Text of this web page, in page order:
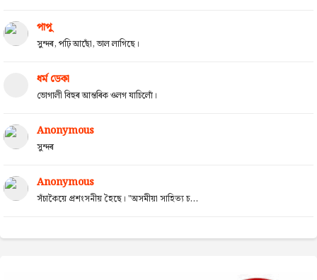
পাপু
সুন্দৰ, পঢ়ি আছোঁ, ভাল লাগিছে।
ধৰ্ম ডেকা
ভোগালী বিহুৰ আন্তৰিক ওলগ যাচিলোঁ।
Anonymous
সুন্দৰ
Anonymous
সঁচাকৈয়ে প্ৰশংসনীয় হৈছে। "অসমীয়া সাহিত্য চ...